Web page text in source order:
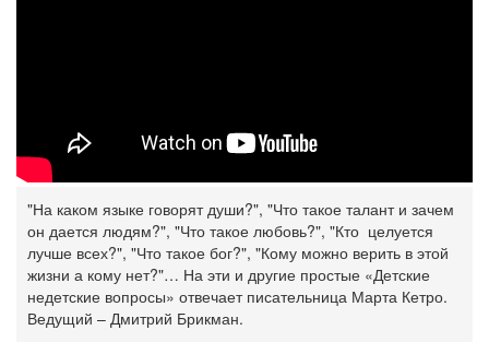
"На каком языке говорят души?", "Что такое талант и зачем
он дается людям?", "Что такое любовь?", "Кто целуется
лучше всех?", "Что такое бог?", "Кому можно верить в этой
жизни а кому нет?"… На эти и другие простые «Детские
недетские вопросы» отвечает писательница Марта Кетро.
Ведущий – Дмитрий Брикман.